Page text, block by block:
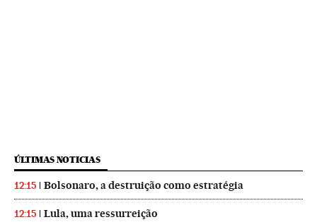
ÚLTIMAS NOTICIAS
12:15 Bolsonaro, a destruição como estratégia
12:15 Lula, uma ressurreição